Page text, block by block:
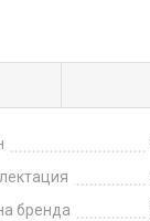
бренда